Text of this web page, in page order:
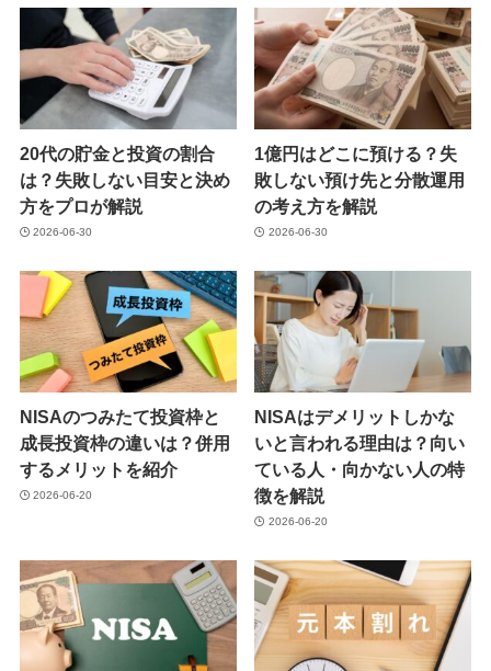
20代の貯金と投資の割合
は？失敗しない目安と決め
方をプロが解説
2026-06-30
1億円はどこに預ける？失
敗しない預け先と分散運用
の考え方を解説
2026-06-30
NISAのつみたて投資枠と
成長投資枠の違いは？併用
するメリットを紹介
2026-06-20
NISAはデメリットしかな
いと言われる理由は？向い
ている人・向かない人の特
徴を解説
2026-06-20